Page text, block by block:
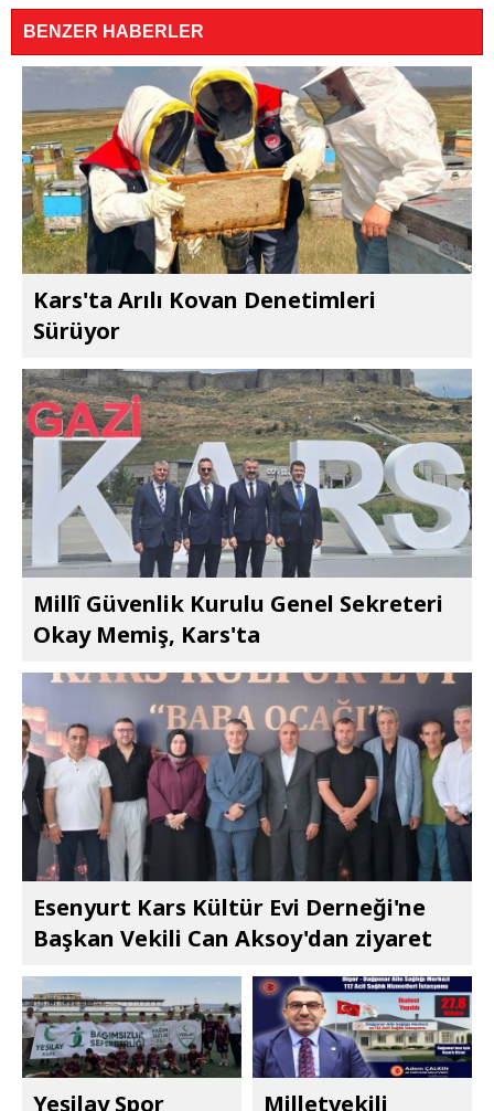
BENZER HABERLER
Kars'ta Arılı Kovan Denetimleri
Sürüyor
Millî Güvenlik Kurulu Genel Sekreteri
Okay Memiş, Kars'ta
Esenyurt Kars Kültür Evi Derneği'ne
Başkan Vekili Can Aksoy'dan ziyaret
Yeşilay Spor Milletvekili